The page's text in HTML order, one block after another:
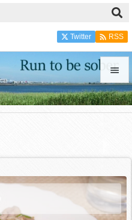




次へ
Twitter  RSS